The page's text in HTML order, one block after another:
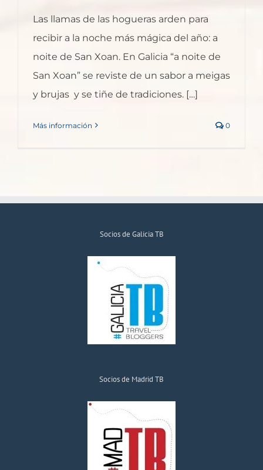
Las llamas de las hogueras arden para
recibir a la noche más mágica del año: a
noite de San Xoan. En Galicia “a noite de
San Xoan” se reviste de un sabor a meigas
y brujas y se tiñe de tradiciones. […]
Más información 0
Socios de Galicia TB
Socios de Madrid TB